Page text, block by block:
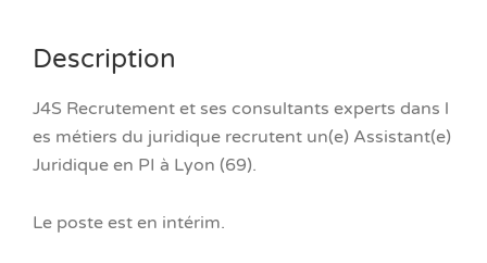
Description
J4S Recrutement et ses consultants experts dans l
es métiers du juridique recrutent un(e) Assistant(e)
Juridique en PI à Lyon (69).
Le poste est en intérim.